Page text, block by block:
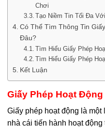
Chơi
Tạo Niềm Tin Tối Đa
Có Thể Tìm Thông Tin
Đâu?
Tìm Hiểu Giấy Phép
Tìm Hiểu Giấy Phép
Kết Luận
Giấy Phép Hoạt Động
Giấy phép hoạt động là
nhà cái tiến hành hoạt